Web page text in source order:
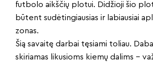
futbolo aikščių plotui. Didžioji šio
būtent sudėtingiausias ir labiausiai
zonas.
Šią savaitę darbai tęsiami toliau.
skiriamas likusioms kiemų dalims –